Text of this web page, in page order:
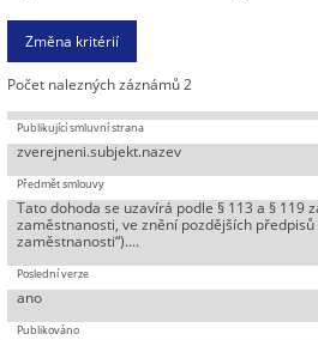
Počet nalezných záznámů 2
zverejneni.subjekt.nazev
Tato dohoda se uzavírá podle § 113 a § 119
zaměstnanosti, ve znění pozdějších předpisů
zaměstnanosti“)....
ano